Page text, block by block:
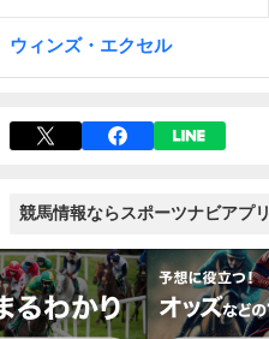
ウィンズ・エクセル
競馬情報ならスポーツナビアプリ